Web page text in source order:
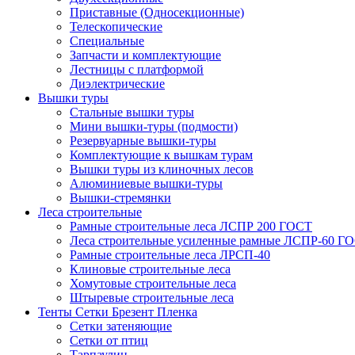
Приставные (Односекционные)
Телескопические
Специальные
Запчасти и комплектующие
Лестницы с платформой
Диэлектрические
Вышки туры
Стальные вышки туры
Мини вышки-туры (подмости)
Резервуарные вышки-туры
Комплектующие к вышкам турам
Вышки туры из клиночных лесов
Алюминиевые вышки-туры
Вышки-стремянки
Леса строительные
Рамные строительные леса ЛСПР 200 ГОСТ
Леса строительные усиленные рамные ЛСПР-60
Рамные строительные леса ЛРСП-40
Клиновые строительные леса
Хомутовые строительные леса
Штыревые строительные леса
Тенты Сетки Брезент Пленка
Сетки затеняющие
Сетки от птиц